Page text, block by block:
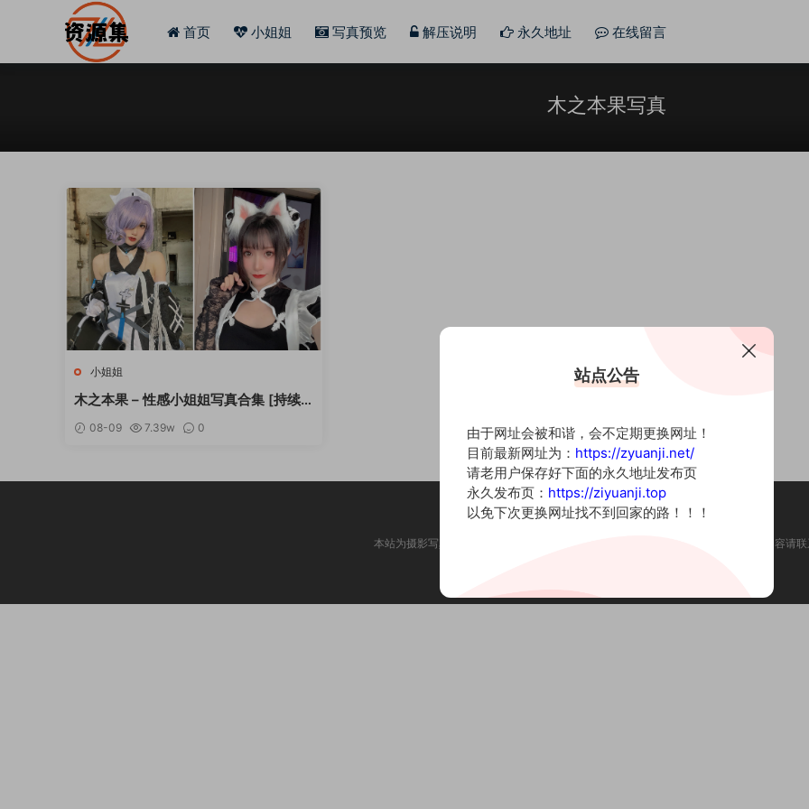
首页 小姐姐 写真预览 解压说明 永久地址 在线留言
木之本果写真
小姐姐
木之本果 – 性感小姐姐写真合集 [持续
08-09 7.39w 0
本站为摄影写真图片网站，内容来自网络收集整理，仅作个人学习使用。如有违法内容请
站点公告
由于网址会被和谐，会不定期更换网址！
目前最新网址为： https://zyuanji.net/
请老用户保存好下面的永久地址发布页
永久发布页： https://ziyuanji.top
以免下次更换网址找不到回家的路！！！